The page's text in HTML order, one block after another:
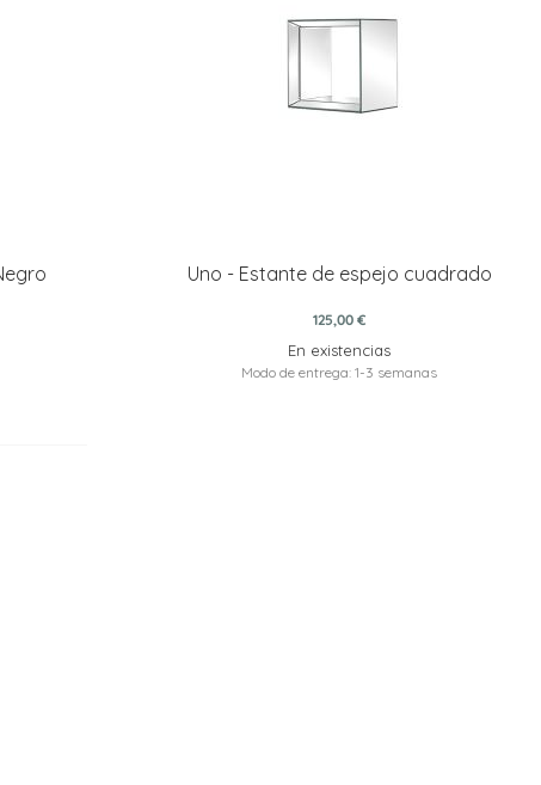
Uno - Estante de espejo cuadrado
125,00 €
En existencias
Modo de entrega: 1-3 semanas